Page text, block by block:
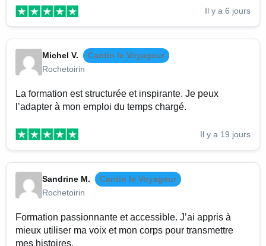
Il y a 6 jours
Michel V.
Cantin le Voyageur
Rochetoirin
La formation est structurée et inspirante. Je peux
l’adapter à mon emploi du temps chargé.
Il y a 19 jours
Sandrine M.
Cantin le Voyageur
Rochetoirin
Formation passionnante et accessible. J’ai appris à
mieux utiliser ma voix et mon corps pour transmettre
mes histoires.